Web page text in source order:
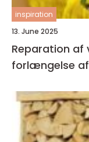
inspiration
13. June 2025
Reparation af
forlængelse